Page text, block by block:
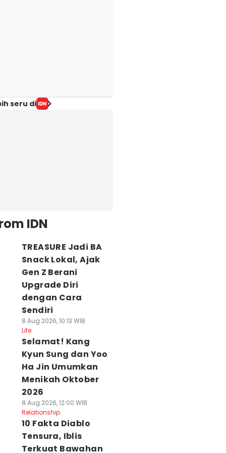
seru di
IDN
TREASURE Jadi BA
Snack Lokal, Ajak
Gen Z Berani
Upgrade Diri
dengan Cara
Sendiri
8 Aug 2026, 10:13 WIB
Life
Selamat! Kang
Kyun Sung dan Yoo
Ha Jin Umumkan
Menikah Oktober
2026
8 Aug 2026, 12:00 WIB
Relationship
10 Fakta Diablo
Tensura, Iblis
Terkuat Bawahan